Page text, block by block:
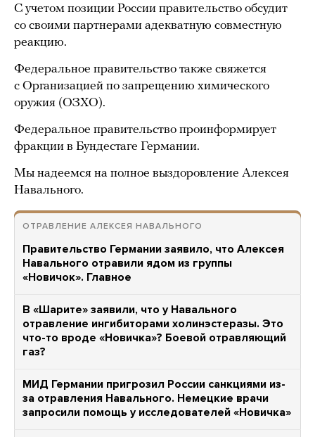
С учетом позиции России правительство обсудит
со своими партнерами адекватную совместную
реакцию.
Федеральное правительство также свяжется
с Организацией по запрещению химического
оружия (ОЗХО).
Федеральное правительство проинформирует
фракции в Бундестаге Германии.
Мы надеемся на полное выздоровление Алексея
Навального.
ОТРАВЛЕНИЕ АЛЕКСЕЯ НАВАЛЬНОГО
Правительство Германии заявило, что Алексея
Навального отравили ядом из группы
«Новичок». Главное
В «Шарите» заявили, что у Навального
отравление ингибиторами холинэстеразы. Это
что-то вроде «Новичка»? Боевой отравляющий
газ?
МИД Германии пригрозил России санкциями из-
за отравления Навального. Немецкие врачи
запросили помощь у исследователей «Новичка»